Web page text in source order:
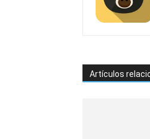
Artículos